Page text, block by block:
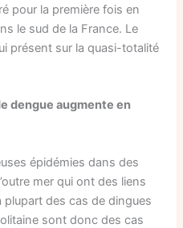
pour la première fois en
le sud de la France. Le
présent sur la quasi-totalité
dengue augmente en
épidémies dans des
mer qui ont des liens
des cas de dingues
sont donc des cas